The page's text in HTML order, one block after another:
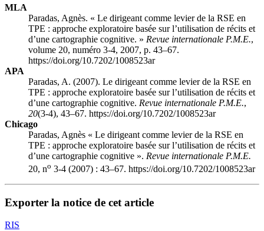
MLA
Paradas, Agnès. « Le dirigeant comme levier de la RSE en
TPE : approche exploratoire basée sur l’utilisation de récits et
d’une cartographie cognitive. » Revue internationale P.M.E.,
volume 20, numéro 3-4, 2007, p. 43–67.
https://doi.org/10.7202/1008523ar
APA
Paradas, A. (2007). Le dirigeant comme levier de la RSE en
TPE : approche exploratoire basée sur l’utilisation de récits et
d’une cartographie cognitive. Revue internationale P.M.E.,
20(3-4), 43–67. https://doi.org/10.7202/1008523ar
Chicago
Paradas, Agnès « Le dirigeant comme levier de la RSE en
TPE : approche exploratoire basée sur l’utilisation de récits et
d’une cartographie cognitive ». Revue internationale P.M.E.
20, no 3-4 (2007) : 43–67. https://doi.org/10.7202/1008523ar
Exporter la notice de cet article
RIS